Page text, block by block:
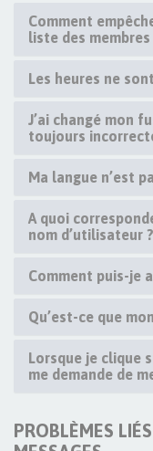
Comment
liste des
Les heures ne
J’ai changé mon
toujours
Ma langue n’est
A quoi
nom d’utilisateur ?
Comment puis-je
Qu’est-ce que
Lorsque je clique
me demande de
PROBLÈMES